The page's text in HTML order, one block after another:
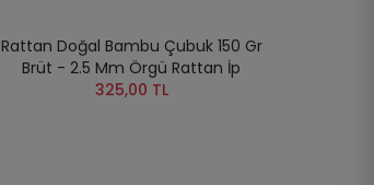
Rattan Doğal Bambu Çubuk 150 Gr
Brüt - 2.5 Mm Örgü Rattan İp
325,00 TL